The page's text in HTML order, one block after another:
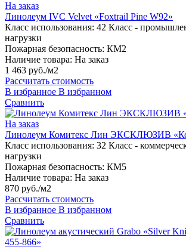
На заказ
Линолеум IVC Velvet «Foxtrail Pine W92»
Класс использования: 42 Класс -
нагрузки
Пожарная безопасность: КМ2
Наличие товара: На заказ
1 463 руб./м2
Рассчитать стоимость
В избранное В избранном
Сравнить
На заказ
Линолеум Комитекс Лин ЭКСКЛЮЗИВ
Класс использования: 32 Класс -
нагрузки
Пожарная безопасность: КМ5
Наличие товара: На заказ
870 руб./м2
Рассчитать стоимость
В избранное В избранном
Сравнить